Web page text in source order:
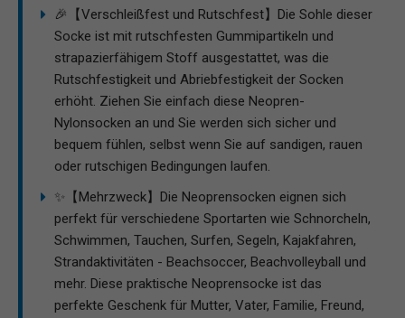
🎉【Verschleißfest und Rutschfest】Die Sohle dieser
Socke ist mit rutschfesten Gummipartikeln und
strapazierfähigem Stoff ausgestattet, was die
Rutschfestigkeit und Abriebfestigkeit der Socken
erhöht. Ziehen Sie einfach diese Neopren-
Nylonsocken an und Sie werden sich sicher und
bequem fühlen, selbst wenn Sie auf sandigen, rauen
oder rutschigen Bedingungen laufen.
✨【Mehrzweck】Die Neoprensocken eignen sich
perfekt für verschiedene Sportarten wie Schnorcheln,
Schwimmen, Tauchen, Surfen, Segeln, Kajakfahren,
Strandaktivitäten - Beachsoccer, Beachvolleyball und
mehr. Diese praktische Neoprensocke ist das
perfekte Geschenk für Mutter, Vater, Familie, Freund,